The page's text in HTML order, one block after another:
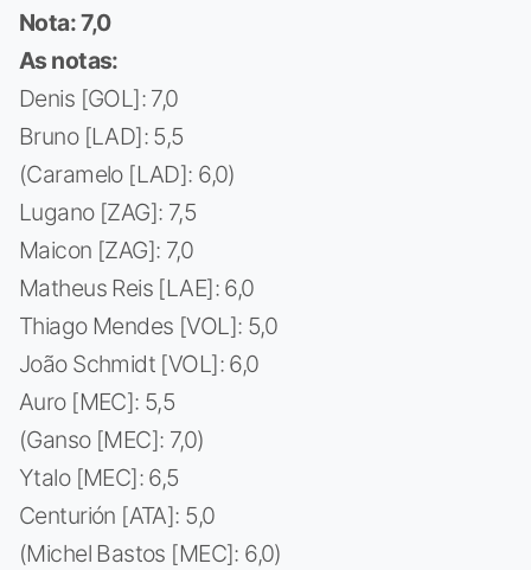
Nota: 7,0
As notas:
Denis [GOL]: 7,0
Bruno [LAD]: 5,5
(Caramelo [LAD]: 6,0)
Lugano [ZAG]: 7,5
Maicon [ZAG]: 7,0
Matheus Reis [LAE]: 6,0
Thiago Mendes [VOL]: 5,0
João Schmidt [VOL]: 6,0
Auro [MEC]: 5,5
(Ganso [MEC]: 7,0)
Ytalo [MEC]: 6,5
Centurión [ATA]: 5,0
(Michel Bastos [MEC]: 6,0)